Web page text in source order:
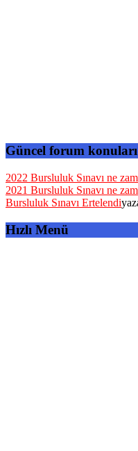
Güncel forum konuları
2022 Bursluluk Sınavı ne
2021 Bursluluk Sınavı ne
Bursluluk Sınavı Ertelendi
Hızlı Menü